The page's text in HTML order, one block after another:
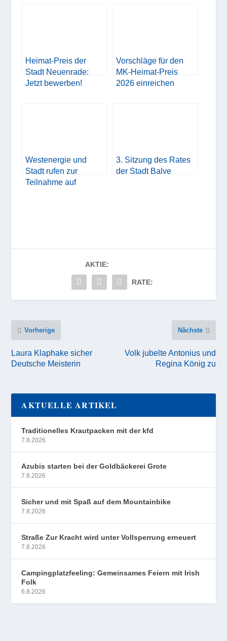
Heimat-Preis der
Stadt Neuenrade:
Jetzt bewerben!
Vorschläge für den
MK-Heimat-Preis
2026 einreichen
Westenergie und
Stadt rufen zur
Teilnahme auf
3. Sitzung des Rates
der Stadt Balve
AKTIE:
RATE:
Vorherige
Laura Klaphake sicher
Deutsche Meisterin
Nächste
Volk jubelte Antonius und
Regina König zu
AKTUELLE ARTIKEL
Traditionelles Krautpacken mit der kfd
7.8.2026
Azubis starten bei der Goldbäckerei Grote
7.8.2026
Sicher und mit Spaß auf dem Mountainbike
7.8.2026
Straße Zur Kracht wird unter Vollsperrung erneuert
7.8.2026
Campingplatzfeeling: Gemeinsames Feiern mit Irish
Folk
6.8.2026